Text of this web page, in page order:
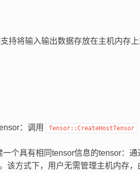
持将输入输出数据存放在主机内存上
：调用
Tensor::CreateHostTensor
个具有相同tensor信息的tensor：通
该方式下，用户无需管理主机内存，